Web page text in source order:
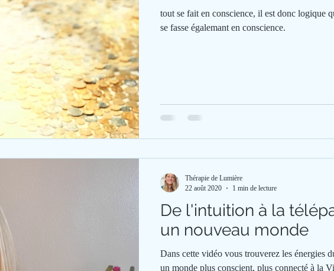
tout se fait en conscience, il est donc logique
se fasse égalemant en conscience.
De l'intuition à la
un nouveau monde
Dans cette vidéo vous trouverez les énergies
un monde plus conscient, plus connecté à la
Thérapie de Lumière
22 août 2020
1 min de lecture